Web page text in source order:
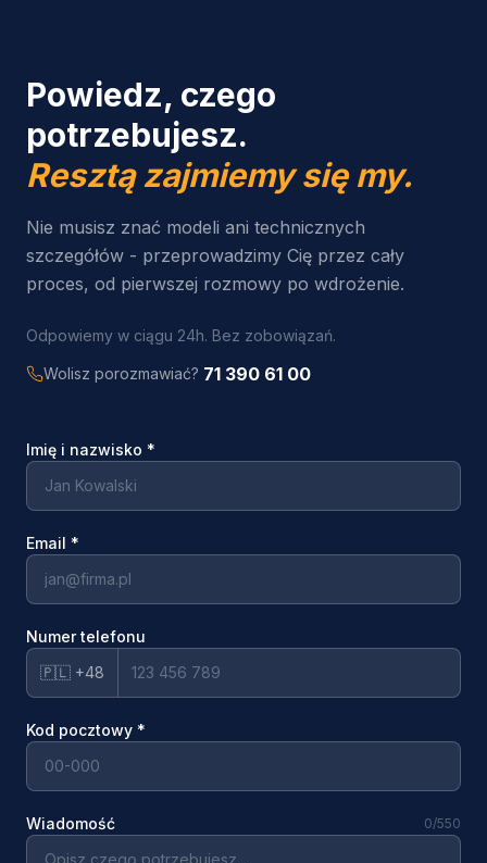
Powiedz, czego
potrzebujesz.
Resztą zajmiemy się my.
Nie musisz znać modeli ani technicznych
szczegółów - przeprowadzimy Cię przez cały
proces, od pierwszej rozmowy po wdrożenie.
Odpowiemy w ciągu 24h. Bez zobowiązań.
Wolisz porozmawiać? 71 390 61 00
Imię i nazwisko *
Email *
Numer telefonu
🇵🇱 +48
Kod pocztowy *
Wiadomość 0/550